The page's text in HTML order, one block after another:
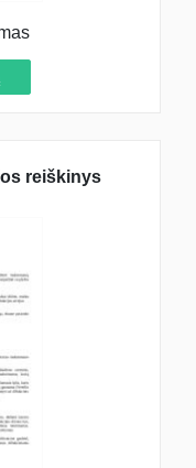
reiškinys